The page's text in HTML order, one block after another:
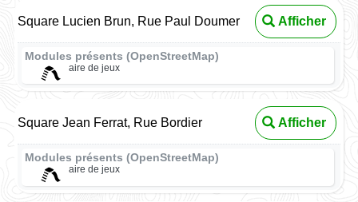
Square Lucien Brun, Rue Paul Doumer Afficher
Modules présents (OpenStreetMap)
aire de jeux
Square Jean Ferrat, Rue Bordier Afficher
Modules présents (OpenStreetMap)
aire de jeux